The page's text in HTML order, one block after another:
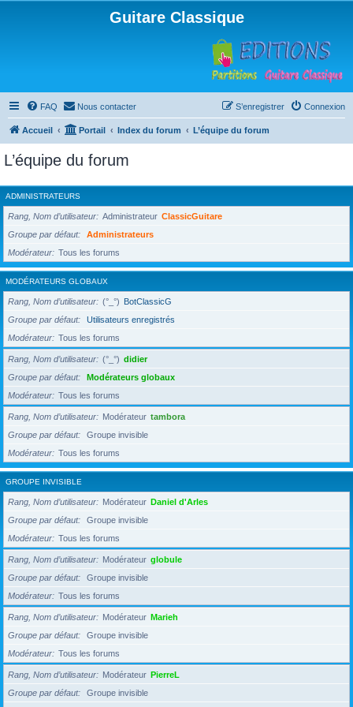
Guitare Classique
FAQ Nous contacter Connexion
S’enregistrer
Accueil Portail Index du forum L’équipe du forum
L’équipe du forum
ADMINISTRATEURS
Rang, Nom d’utilisateur Administrateur ClassicGuitare
Groupe par défaut
Administrateurs
Modérateur
Tous les forums
MODÉRATEURS GLOBAUX
Rang, Nom d’utilisateur (°_°) BotClassicG
Groupe par défaut
Utilisateurs enregistrés
Modérateur
Tous les forums
Rang, Nom d’utilisateur (°_°) didier
Groupe par défaut
Modérateurs globaux
Modérateur
Tous les forums
Rang, Nom d’utilisateur Modérateur tambora
Groupe par défaut
Groupe invisible
Modérateur
Tous les forums
GROUPE INVISIBLE
Rang, Nom d’utilisateur Modérateur Daniel d'Arles
Groupe par défaut
Groupe invisible
Modérateur
Tous les forums
Rang, Nom d’utilisateur Modérateur globule
Groupe par défaut
Groupe invisible
Modérateur
Tous les forums
Rang, Nom d’utilisateur Modérateur Marieh
Groupe par défaut
Groupe invisible
Modérateur
Tous les forums
Rang, Nom d’utilisateur Modérateur PierreL
Groupe par défaut
Groupe invisible